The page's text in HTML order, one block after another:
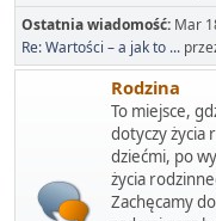
Ostatnia wiadomość: Mar
Re: Wartości – a jak to ...
Rodzina
To miejsce,
dotyczy życia
dziećmi, po
życia
Zachęcamy